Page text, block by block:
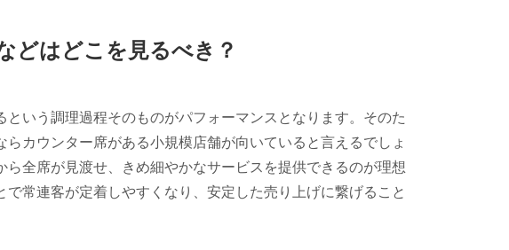
どはどこを見るべき？
という調理過程そのものがパフォーマンスとなります。そのた
らカウンター席がある小規模店舗が向いていると言えるでしょ
ら全席が見渡せ、きめ細やかなサービスを提供できるのが理想
で常連客が定着しやすくなり、安定した売り上げに繋げること